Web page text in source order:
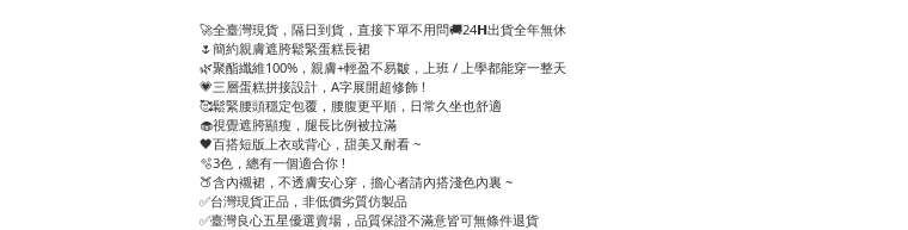
🚀全臺灣現貨，隔日到貨，直接下單不用問🚚24𝗛出貨全年無休
🌷簡約親膚遮胯鬆緊蛋糕長裙
🌿聚酯纖維100%，親膚+輕盈不易皺，上班 / 上學都能穿一整天
💗三層蛋糕拼接設計，A字展開超修飾 !
🥰鬆緊腰頭穩定包覆，腰腹更平順，日常久坐也舒適
🧁視覺遮胯顯瘦，腿長比例被拉滿
🖤百搭短版上衣或背心，甜美又耐看 ~
🫧3色，總有一個適合你 !
🍑含內襯裙，不透膚安心穿，擔心者請內搭淺色內裏 ~
✅台灣現貨正品，非低價劣質仿製品
✅臺灣良心五星優選賣場，品質保證不滿意皆可無條件退貨